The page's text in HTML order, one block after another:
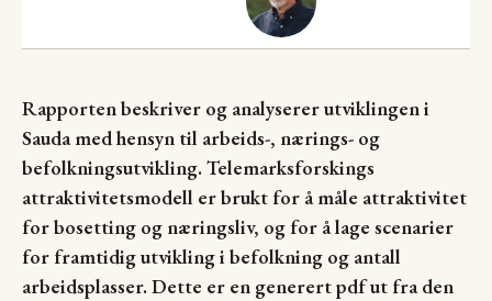
Rapporten beskriver og analyserer utviklingen i
Sauda med hensyn til arbeids-, nærings- og
befolkningsutvikling. Telemarksforskings
attraktivitetsmodell er brukt for å måle attraktivitet
for bosetting og næringsliv, og for å lage scenarier
for framtidig utvikling i befolkning og antall
arbeidsplasser. Dette er en generert pdf ut fra den